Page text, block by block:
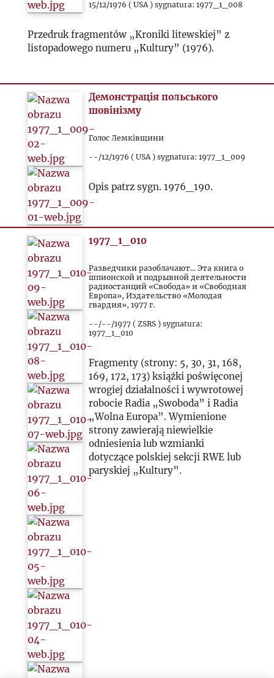
15/12/1976 ( USA ) sygnatura: 1977_1_008
Przedruk fragmentów „Kroniki litewskiej” z
listopadowego numeru „Kultury” (1976).
Демонстрація польського
шовінізму
Голос Лемківщини
--/12/1976 ( USA ) sygnatura: 1977_1_009
Opis patrz sygn. 1976_190.
1977_1_010
Разведчики разоблачают... Эта книга о
шпионской и подрывной деятельности
радиостанций «Свобода» и «Свободная
Европа», Издательство «Молодая
гвардия», 1977 г.
--/--/1977 ( ZSRS ) sygnatura:
1977_1_010
Fragmenty (strony: 5, 30, 31, 168,
169, 172, 173) książki poświęconej
wrogiej działalności i wywrotowej
robocie Radia „Swoboda” i Radia
„Wolna Europa”. Wymienione
strony zawierają niewielkie
odniesienia lub wzmianki
dotyczące polskiej sekcji RWE lub
paryskiej „Kultury”.